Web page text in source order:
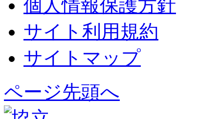
個人情報保護方針
サイト利用規約
サイトマップ
ページ先頭へ